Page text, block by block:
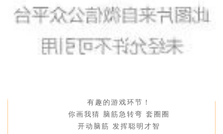
有趣的游戏环节！
你画我猜 脑筋急转弯 套圈圈
开动脑筋 发挥聪明才智